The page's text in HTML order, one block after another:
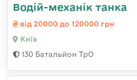
Водій-механік танка
від 20000 до 120000 грн
Київ
130 Батальйон ТрО